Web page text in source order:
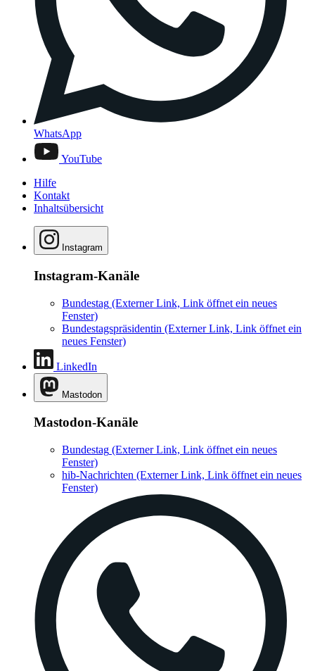
WhatsApp
YouTube
Hilfe
Kontakt
Inhaltsübersicht
Instagram
Instagram-Kanäle
Bundestag (Externer Link, Link öffnet ein neues
Fenster)
Bundestagspräsidentin (Externer Link, Link öffnet ein
neues Fenster)
LinkedIn
Mastodon
Mastodon-Kanäle
Bundestag (Externer Link, Link öffnet ein neues
Fenster)
hib-Nachrichten (Externer Link, Link öffnet ein neues
Fenster)